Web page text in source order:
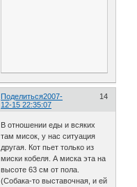
Поделиться 14
2007-
12-15 22:35:07
В отношении еды и всяких
там мисок, у нас ситуация
другая. Кот пьет только из
миски кобеля. А миска эта на
высоте 63 см от пола.
(Собака-то выставочная, и ей